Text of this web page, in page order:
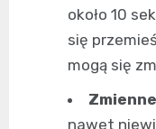
około 10
się
mogą się
nawet